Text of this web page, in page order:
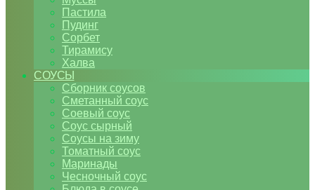
Пастила
Пудинг
Сорбет
Тирамису
Халва
СОУСЫ
Сборник соусов
Сметанный соус
Соевый соус
Соус сырный
Соусы на зиму
Томатный соус
Маринады
Чесночный соус